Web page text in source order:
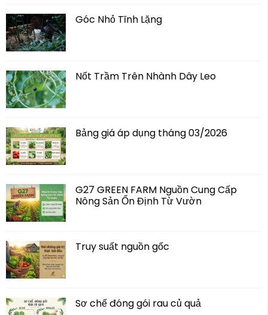
Góc Nhỏ Tĩnh Lặng
Nốt Trầm Trên Nhành Dây Leo
Bảng giá áp dụng tháng 03/2026
G27 GREEN FARM Nguồn Cung Cấp
Nông Sản Ổn Định Từ Vườn
Truy suất nguồn gốc
Sơ chế đóng gói rau củ quả